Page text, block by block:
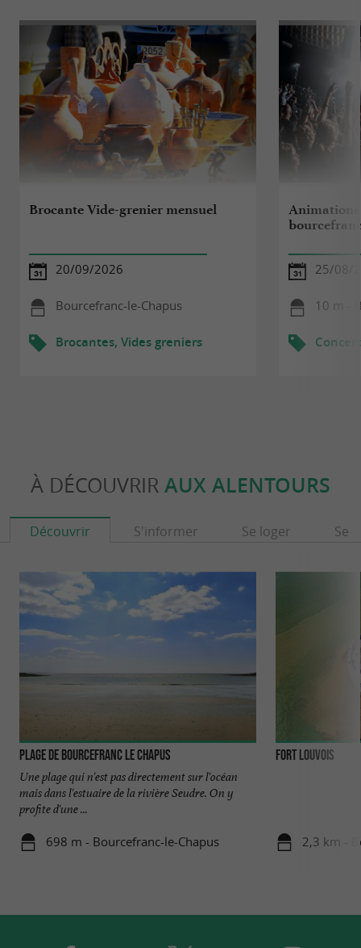
Brocante Vide-grenier mensuel
20/09/2026
Bourcefranc-le-Chapus
Brocantes, Vides greniers
Animations
25/08/
10 m -
À DÉCOUVRIR AUX ALENTOURS
Découvrir S'informer Se loger Se
Plage de Bourcefranc le Chapus
Une plage qui n'est pas directement sur l'océan
mais dans l'estuaire de la rivière Seudre. On y
profite d'une ...
698 m - Bourcefranc-le-Chapus
Fort Louvois
2,3 km -